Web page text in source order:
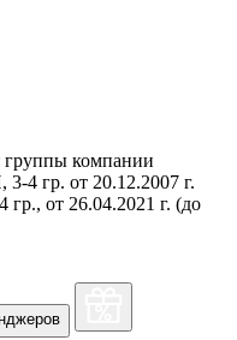
компании
гр. от 20.12.2007 г.
от 26.04.2021 г. (до